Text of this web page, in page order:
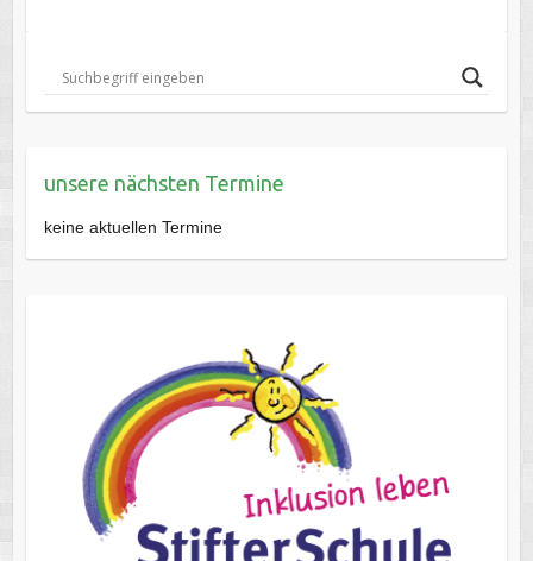
unsere nächsten Termine
keine aktuellen Termine